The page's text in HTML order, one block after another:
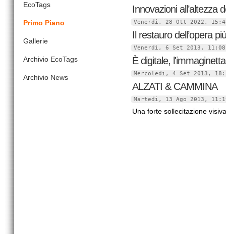
Innovazioni all’altezza
Venerdi, 28 Ott 2022,
Il restauro dell’opera
Venerdi, 6 Set 2013,
È digitale,
Mercoledi, 4 Set 2013,
ALZATI & CAMMINA
Martedi, 13 Ago 2013,
Una forte sollecitazione
EcoTags
Primo Piano
Gallerie
Archivio EcoTags
Archivio News